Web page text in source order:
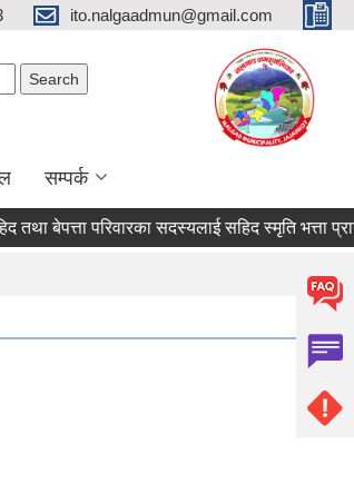
ito.nalgaadmun@gmail.com
सम्पर्क
बेपत्ता परिवारका सदस्यलाई सहिद स्मृति भत्ता